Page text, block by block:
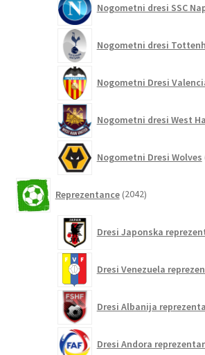
Nogometni dresi SSC
Nogometni dresi
Nogometni Dresi
Nogometni dresi West
Nogometni Dresi Wolves
Reprezentance 2042izdelkov
Dresi Japonska
Dresi Venezuela
Dresi Albanija
Dresi Andora